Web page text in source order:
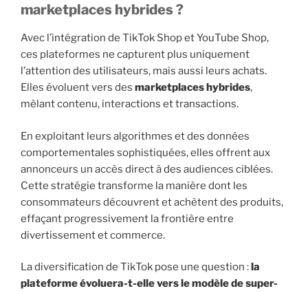
marketplaces hybrides ?
Avec l’intégration de TikTok Shop et YouTube Shop,
ces plateformes ne capturent plus uniquement
l’attention des utilisateurs, mais aussi leurs achats.
Elles évoluent vers des marketplaces hybrides,
mêlant contenu, interactions et transactions.
En exploitant leurs algorithmes et des données
comportementales sophistiquées, elles offrent aux
annonceurs un accès direct à des audiences ciblées.
Cette stratégie transforme la manière dont les
consommateurs découvrent et achètent des produits,
effaçant progressivement la frontière entre
divertissement et commerce.
La diversification de TikTok pose une question :la
plateforme évoluera-t-elle vers le modèle de super-